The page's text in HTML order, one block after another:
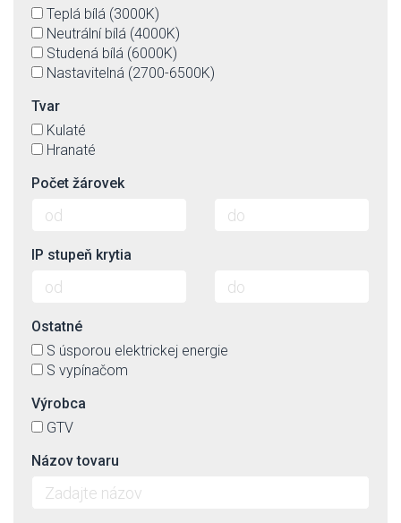
Teplá bílá (3000K)
Neutrální bílá (4000K)
Studená bílá (6000K)
Nastavitelná (2700-6500K)
Tvar
Kulaté
Hranaté
Počet žárovek
IP stupeň krytia
Ostatné
S úsporou elektrickej energie
S vypínačom
Výrobca
GTV
Názov tovaru